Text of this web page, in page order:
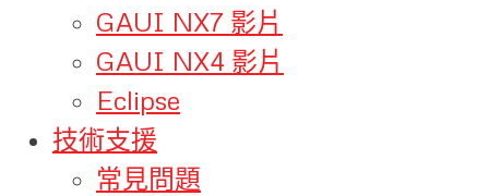
GAUI NX7 影片
GAUI NX4 影片
Eclipse
技術支援
常見問題